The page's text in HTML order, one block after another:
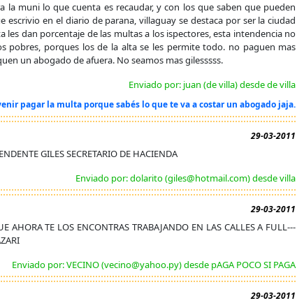
la muni lo que cuenta es recaudar, y con los que saben que pueden
en el diario de parana, villaguay se destaca por ser la ciudad
dan porcentaje de las multas a los ispectores, esta intendencia no
pobres, porques los de la alta se les permite todo. no paguen mas
un abogado de afuera. No seamos mas gilesssss.
Enviado por: juan (de villa) desde de villa
pagar la multa porque sabés lo que te va a costar un abogado jaja.
29-03-2011
GILES SECRETARIO DE HACIENDA
Enviado por: dolarito (giles@hotmail.com) desde villa
29-03-2011
AHORA TE LOS ENCONTRAS TRABAJANDO EN LAS CALLES A FULL---
Enviado por: VECINO (vecino@yahoo.py) desde pAGA POCO SI PAGA
29-03-2011